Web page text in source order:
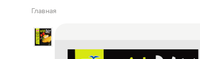
Главная